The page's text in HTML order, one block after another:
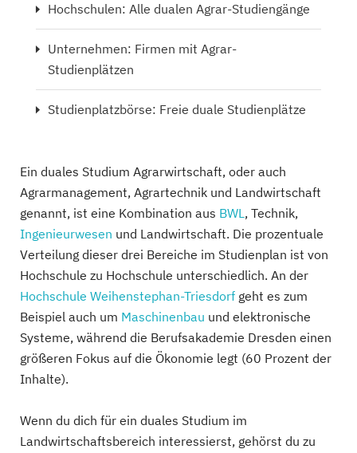
Hochschulen: Alle dualen Agrar-Studiengänge
Unternehmen: Firmen mit Agrar-
Studienplätzen
Studienplatzbörse: Freie duale Studienplätze
Ein duales Studium Agrarwirtschaft, oder auch
Agrarmanagement, Agrartechnik und Landwirtschaft
genannt, ist eine Kombination aus BWL, Technik,
Ingenieurwesen und Landwirtschaft. Die prozentuale
Verteilung dieser drei Bereiche im Studienplan ist von
Hochschule zu Hochschule unterschiedlich. An der
Hochschule Weihenstephan-Triesdorf geht es zum
Beispiel auch um Maschinenbau und elektronische
Systeme, während die Berufsakademie Dresden einen
größeren Fokus auf die Ökonomie legt (60 Prozent der
Inhalte).
Wenn du dich für ein duales Studium im
Landwirtschaftsbereich interessierst, gehörst du zu